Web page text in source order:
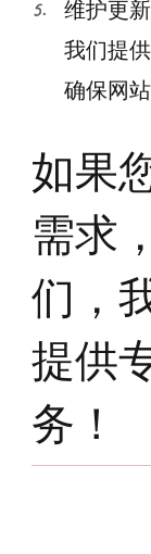
维护更新
我们提
确保网
如果
需求
们，
提供
务！